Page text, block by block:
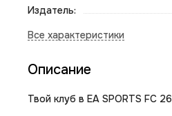
Издатель:
Описание
Твой клуб в EA SPORTS FC 26